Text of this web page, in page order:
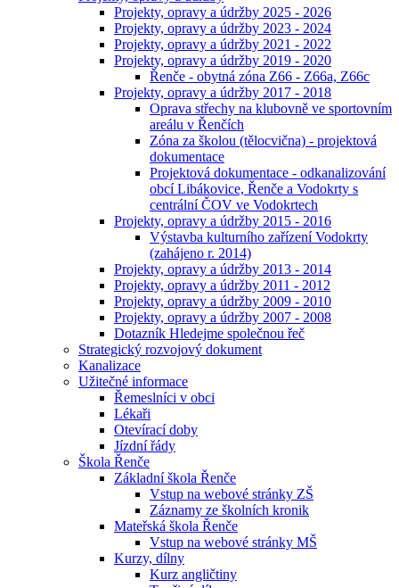
Projekty, opravy a údržby 2025 - 2026
Projekty, opravy a údržby 2023 - 2024
Projekty, opravy a údržby 2021 - 2022
Projekty, opravy a údržby 2019 - 2020
Řenče - obytná zóna Z66 - Z66a, Z66c
Projekty, opravy a údržby 2017 - 2018
Oprava střechy na klubovně ve sportovním
areálu v Řenčích
Zóna za školou (tělocvična) - projektová
dokumentace
Projektová dokumentace - odkanalizování
obcí Libákovice, Řenče a Vodokrty s
centrální ČOV ve Vodokrtech
Projekty, opravy a údržby 2015 - 2016
Výstavba kulturního zařízení Vodokrty
(zahájeno r. 2014)
Projekty, opravy a údržby 2013 - 2014
Projekty, opravy a údržby 2011 - 2012
Projekty, opravy a údržby 2009 - 2010
Projekty, opravy a údržby 2007 - 2008
Dotazník Hledejme společnou řeč
Strategický rozvojový dokument
Kanalizace
Užitečné informace
Řemeslníci v obci
Lékaři
Otevírací doby
Jízdní řády
Škola Řenče
Základní škola Řenče
Vstup na webové stránky ZŠ
Záznamy ze školních kronik
Mateřská škola Řenče
Vstup na webové stránky MŠ
Kurzy, dílny
Kurz angličtiny